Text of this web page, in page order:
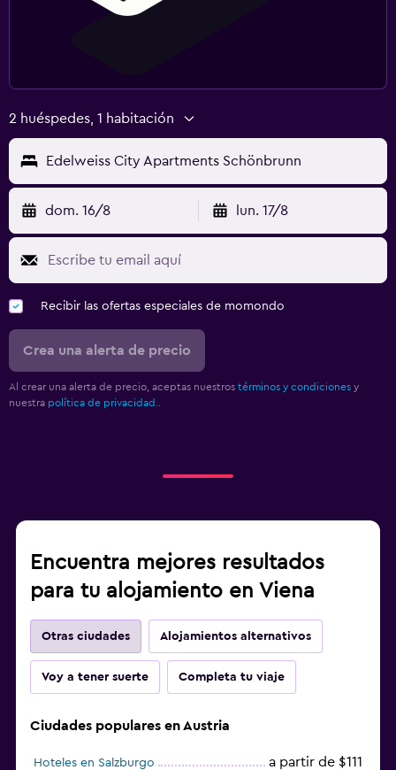
2 huéspedes, 1 habitación
Edelweiss City Apartments Schönbrunn
dom. 16/8 lun. 17/8
Recibir las ofertas especiales de momondo
Crea una alerta de precio
Al crear una alerta de precio, aceptas nuestros términos y condiciones y
nuestra política de privacidad.
Encuentra mejores resultados
para tu alojamiento en Viena
Otras ciudades Alojamientos alternativos
Voy a tener suerte Completa tu viaje
Ciudades populares en Austria
Hoteles en Salzburgo a partir de $111